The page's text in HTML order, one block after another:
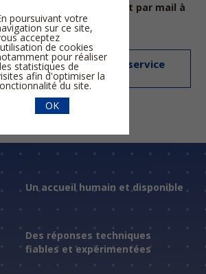
technique directement par mail à
la demande de mise en service
Un accueil humain et disponible
Des réponses techniques
fiables et expérimentées
poursuivant votre
sur ce site,
acceptez
de cookies
pour réaliser
statistiques de
afin d'optimiser la
du site.
OK